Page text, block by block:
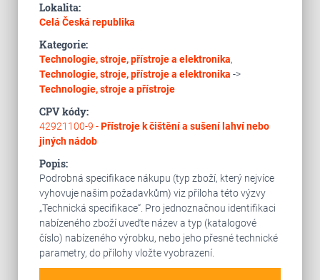
Lokalita:
Celá Česká republika
Kategorie:
Technologie, stroje, přístroje a elektronika,
Technologie, stroje, přístroje a elektronika ->
Technologie, stroje a přístroje
CPV kódy:
42921100-9 -Přístroje k čištění a sušení lahví nebo
jiných nádob
Popis:
Podrobná specifikace nákupu (typ zboží, který nejvíce
vyhovuje našim požadavkům) viz příloha této výzvy
„Technická specifikace“. Pro jednoznačnou identifikaci
nabízeného zboží uveďte název a typ (katalogové
číslo) nabízeného výrobku, nebo jeho přesné technické
parametry, do přílohy vložte vyobrazení.